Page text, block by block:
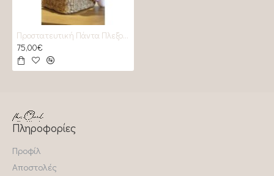
Προστατευτική Πάντα Πλεξούδα Pastel Lilaq _ old rose_ pastel pink
75,00€
Πληροφορίες
Προφίλ
Αποστολές